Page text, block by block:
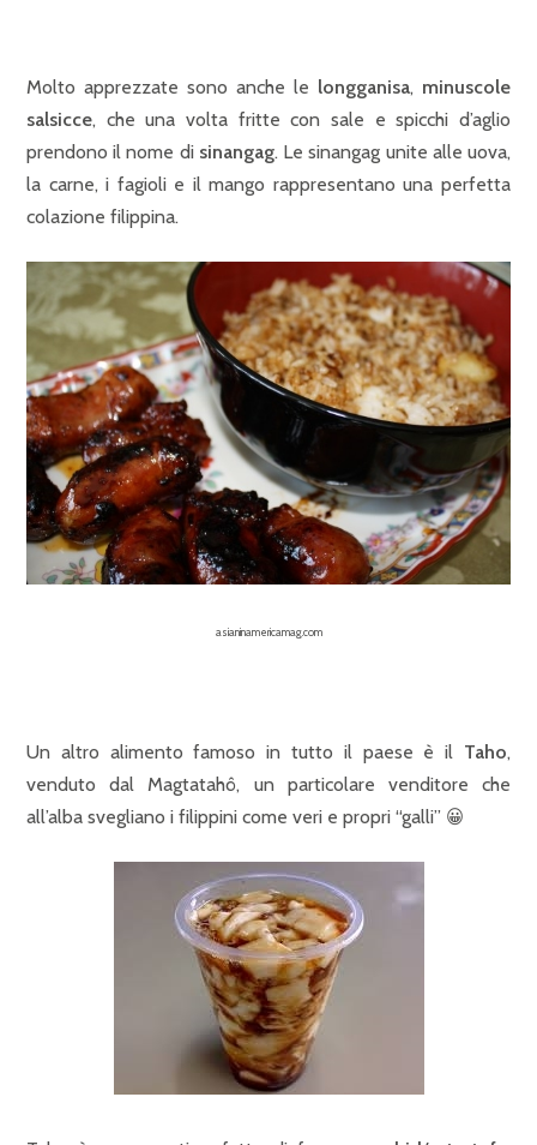
Molto apprezzate sono anche le longganisa, minuscole
salsicce, che una volta fritte con sale e spicchi d’aglio
prendono il nome di sinangag. Le sinangag unite alle uova,
la carne, i fagioli e il mango rappresentano una perfetta
colazione filippina.
asianinamericamag.com
Un altro alimento famoso in tutto il paese è il Taho,
venduto dal Magtatahô, un particolare venditore che
all’alba svegliano i filippini come veri e propri “galli” 😀